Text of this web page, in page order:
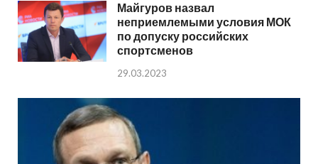
Майгуров назвал
неприемлемыми условия МОК
по допуску российских
спортсменов
29.03.2023